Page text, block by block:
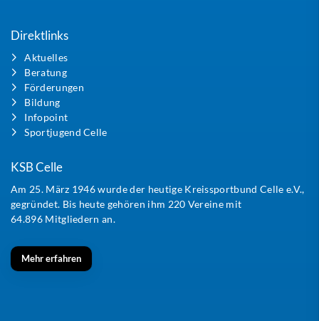
Direktlinks
Aktuelles
Beratung
Förderungen
Bildung
Infopoint
Sportjugend Celle
KSB Celle
Am 25. März 1946 wurde der heutige Kreissportbund Celle e.V.,
gegründet. Bis heute gehören ihm 220 Vereine mit
64.896 Mitgliedern an.
Mehr erfahren